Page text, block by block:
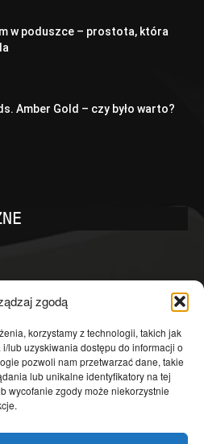
zgodą
korzystamy z technologii, takich jak
lub uzyskiwania dostępu do informacji o
pozwoli nam przetwarzać dane, takie
lub unikalne identyfikatory na tej
wycofanie zgody może niekorzystnie
w poduszce – prostota, która
Amber Gold – czy było warto?
4601
4363
3639
2823